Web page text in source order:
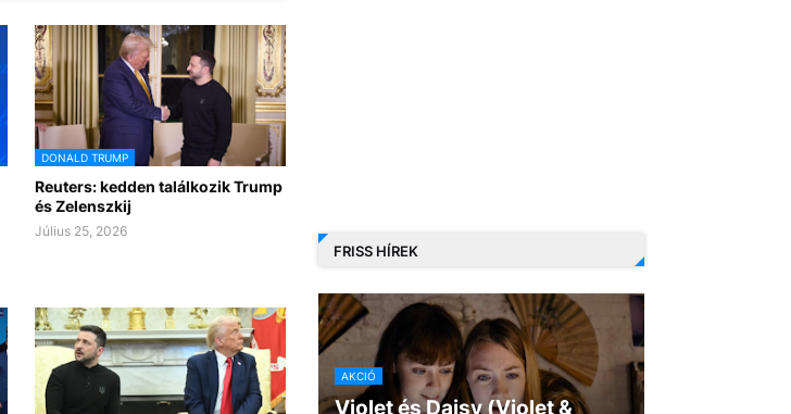
DONALD TRUMP
Reuters: kedden találkozik Trump
és Zelenszkij
Július 25, 2026
FRISS HÍREK
AKCIÓ
Violet és Daisy (Violet &